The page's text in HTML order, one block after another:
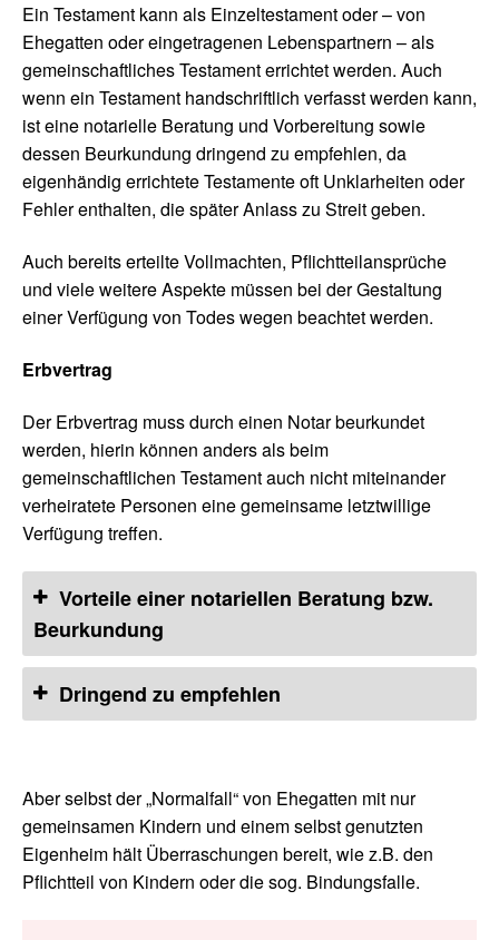
Ein Testament kann als Einzeltestament oder – von
Ehegatten oder eingetragenen Lebenspartnern – als
gemeinschaftliches Testament errichtet werden. Auch
wenn ein Testament handschriftlich verfasst werden kann,
ist eine notarielle Beratung und Vorbereitung sowie
dessen Beurkundung dringend zu empfehlen, da
eigenhändig errichtete Testamente oft Unklarheiten oder
Fehler enthalten, die später Anlass zu Streit geben.
Auch bereits erteilte Vollmachten, Pflichtteilansprüche
und viele weitere Aspekte müssen bei der Gestaltung
einer Verfügung von Todes wegen beachtet werden.
Erbvertrag
Der Erbvertrag muss durch einen Notar beurkundet
werden, hierin können anders als beim
gemeinschaftlichen Testament auch nicht miteinander
verheiratete Personen eine gemeinsame letztwillige
Verfügung treffen.
Vorteile einer notariellen Beratung bzw.
Beurkundung
Dringend zu empfehlen
Aber selbst der „Normalfall“ von Ehegatten mit nur
gemeinsamen Kindern und einem selbst genutzten
Eigenheim hält Überraschungen bereit, wie z.B. den
Pflichtteil von Kindern oder die sog. Bindungsfalle.